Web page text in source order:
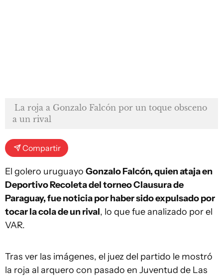
La roja a Gonzalo Falcón por un toque obsceno
a un rival
Compartir
El golero uruguayo Gonzalo Falcón, quien ataja en
Deportivo Recoleta del torneo Clausura de
Paraguay, fue noticia por haber sido expulsado por
tocar la cola de un rival, lo que fue analizado por el
VAR.
Tras ver las imágenes, el juez del partido le mostró
la roja al arquero con pasado en Juventud de Las